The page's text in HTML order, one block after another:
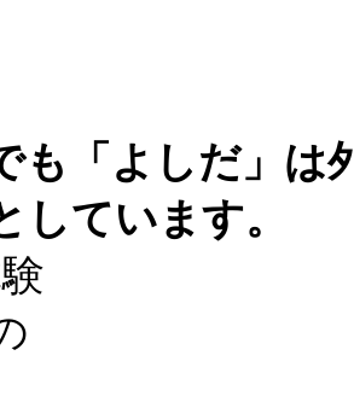
も「よしだ」は
しています。